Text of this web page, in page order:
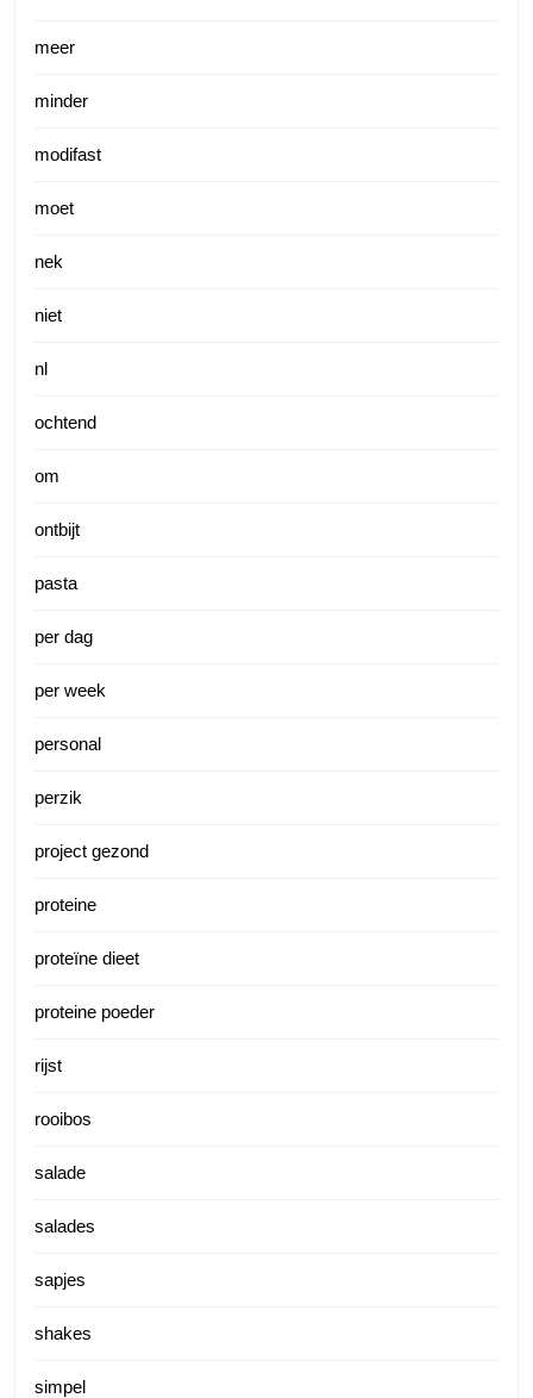
meer
minder
modifast
moet
nek
niet
nl
ochtend
om
ontbijt
pasta
per dag
per week
personal
perzik
project gezond
proteine
proteïne dieet
proteine poeder
rijst
rooibos
salade
salades
sapjes
shakes
simpel